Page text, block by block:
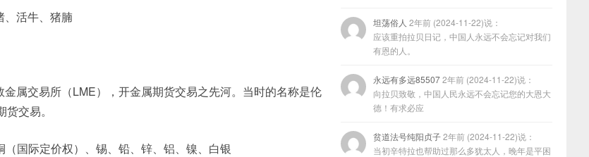
活牛、猪腩
属交易所（LME），开金属期货交易之先河。当时的名称是伦
交易。
国际定价权）、锡、铅、锌、铝、镍、白银
坦荡俗人 2年前 (2024-11-22)说：
应该重拍拉贝日记，中国人永远不会忘记对我们
有恩的人。
永远有多远855072年前 (2024-11-22)说：
向拉贝致敬，中国人民永远不会忘记您的大恩大
德！有求必应
贫道法号纯阳贞子2年前 (2024-11-22)说：
当初辛特拉也帮助过那么多犹太人，晚年是平困